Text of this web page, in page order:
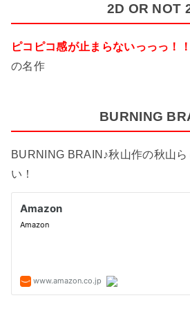
2D OR NOT
ピコピコ感が止まらないっっっ！！
の名作
BURNING
BURNING BRAIN♪秋山作の秋山
い！